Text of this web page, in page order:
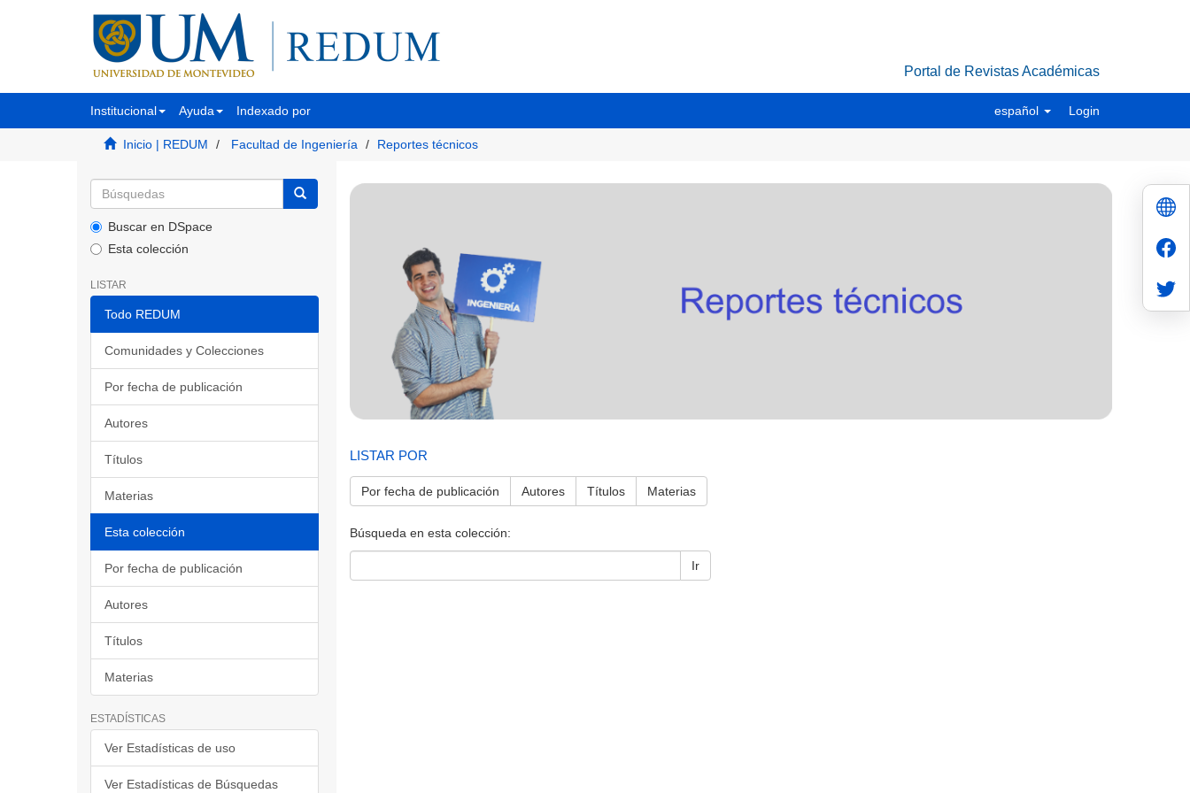
Portal de Revistas Académicas
Institucional Ayuda Indexado por español Login
Inicio | REDUM Facultad de Ingeniería Reportes técnicos
Buscar en DSpace
Esta colección
LISTAR
Todo REDUM
Comunidades y Colecciones
Por fecha de publicación
Autores
Títulos
Materias
Esta colección
Por fecha de publicación
Autores
Títulos
Materias
ESTADÍSTICAS
Ver Estadísticas de uso
Ver Estadísticas de Búsquedas
LISTAR POR
Por fecha de publicación Autores Títulos Materias
Búsqueda en esta colección:
Ir